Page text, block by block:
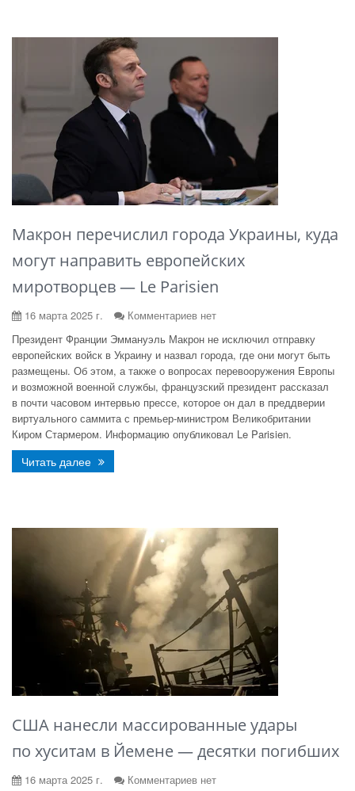
Макрон перечислил города Украины, куда
могут направить европейских
миротворцев — Le Parisien
16 марта 2025 г.
Комментариев нет
Президент Франции Эммануэль Макрон не исключил отправку
европейских войск в Украину и назвал города, где они могут быть
размещены. Об этом, а также о вопросах перевооружения Европы
и возможной военной службы, французский президент рассказал
в почти часовом интервью прессе, которое он дал в преддверии
виртуального саммита с премьер-министром Великобритании
Киром Стармером. Информацию опубликовал Le Parisien.
Читать далее
США нанесли массированные удары
по хуситам в Йемене — десятки погибших
16 марта 2025 г. Комментариев нет